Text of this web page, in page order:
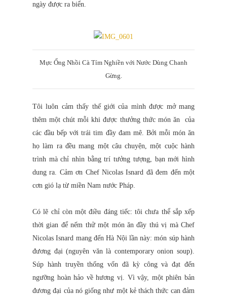
ngày được ra biển.
Mực Ống Nhồi Cà Tím Nghiền với Nước Dùng Chanh
Gừng.
Tôi luôn cảm thấy thế giới của mình được mở mang
thêm một chút mỗi khi được thưởng thức món ăn của
các đầu bếp với trái tim đầy đam mê. Bởi mỗi món ăn
họ làm ra đều mang một câu chuyện, một cuộc hành
trình mà chỉ nhìn bằng trí tưởng tượng, bạn mới hình
dung ra. Cảm ơn Chef Nicolas Isnard đã đem đến một
cơn gió lạ từ miền Nam nước Pháp.
Có lẽ chỉ còn một điều đáng tiếc: tôi chưa thể sắp xếp
thời gian để nếm thử một món ăn đầy thú vị mà Chef
Nicolas Isnard mang đến Hà Nội lần này: món súp hành
đương đại (nguyên văn là contemporary onion soup).
Súp hành truyền thống vốn đã kỳ công và đạt đến
ngưỡng hoàn hảo về hương vị. Vì vậy, một phiên bản
đương đại của nó giống như một kẻ thách thức can đảm